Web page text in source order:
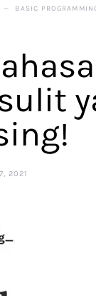
BASIC
2021